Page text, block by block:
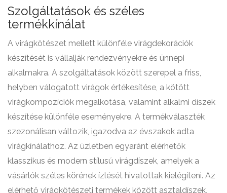
Szolgáltatások és széles
termékkínálat
A virágkötészet mellett különféle virágdekorációk
készítését is vállalják rendezvényekre és ünnepi
alkalmakra. A szolgáltatások között szerepel a friss,
helyben válogatott virágok értékesítése, a kötött
virágkompozíciók megalkotása, valamint alkalmi díszek
készítése különféle eseményekre. A termékválaszték
szezonálisan változik, igazodva az évszakok adta
virágkínálathoz. Az üzletben egyaránt elérhetők
klasszikus és modern stílusú virágdíszek, amelyek a
vásárlók széles körének ízlését hivatottak kielégíteni. Az
elérhető virágkötészeti termékek között asztaldíszek,